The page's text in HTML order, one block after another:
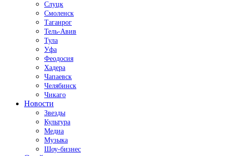
Слуцк
Смоленск
Таганрог
Тель-Авив
Тула
Уфа
Феодосия
Хадера
Чапаевск
Челябинск
Чикаго
Новости
Звезды
Культура
Медиа
Музыка
Шоу-бизнес